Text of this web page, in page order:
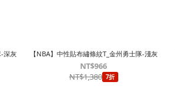
-深灰 【NBA】中性貼布繡條紋T_金州勇士隊-淺灰
NT$966
NT$1,380 7折